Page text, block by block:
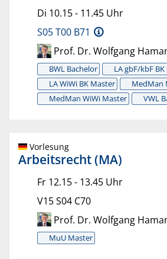
Di 10.15 - 11.45 Uhr
S05 T00 B71
Prof. Dr. Wolfgang
BWL Bachelor
LA gbF/kbF
LA WiWi BK Master
MedMan
MedMan WiWi Master
VWL
Vorlesung
Arbeitsrecht (MA)
Fr 12.15 - 13.45 Uhr
V15 S04 C70
Prof. Dr. Wolfgang
MuU Master